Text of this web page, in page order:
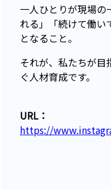
一人ひとりが現場の
れる」「続けて働い
となること。
それが、私たちが目
ぐ人材育成です。
URL：
https://